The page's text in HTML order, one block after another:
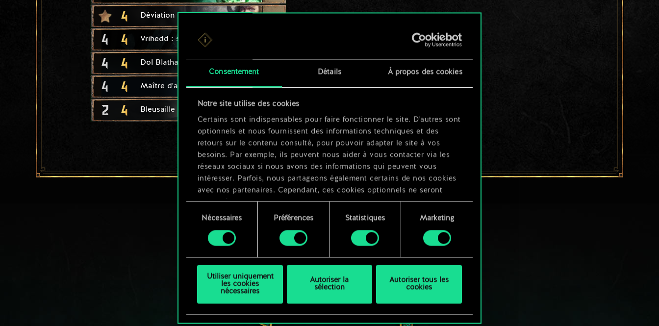
Consentement Détails À propos des cookies
Notre site utilise des cookies
Certains sont indispensables pour faire fonctionner le site. D'autres sont
optionnels et nous fournissent des informations techniques et des
retours sur le contenu consulté, pour pouvoir adapter le site à vos
besoins. Par exemple, ils peuvent nous aider à vous contacter via les
réseaux sociaux si nous avons des informations qui peuvent vous
intéresser. Parfois, nous partageons également certains de nos cookies
avec nos partenaires. Cependant, ces cookies optionnels ne seront
appliqués qu'avec votre permission.
et modifier vos préférences dans le menu "Paramètres" ci-dessous.
consentement
Nécessaires Préférences Statistiques Marketing
Utiliser uniquement
les cookies
nécessaires
Autoriser la
sélection
Autoriser tous les
cookies
4 Déviation x2
4 4 Vrihedd : sapeur
4 4 Dol Blathanna : tireuse
4 4 Maître d'armes elfe x2
2 4 Bleusaille Scoia'tael